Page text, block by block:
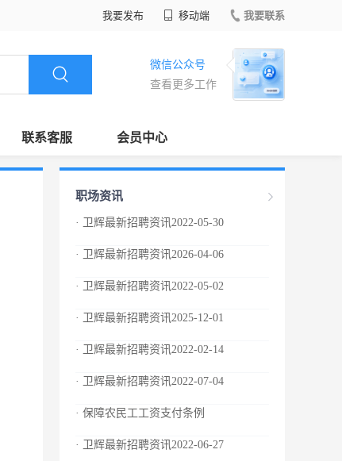
我要发布 移动端 我要联系
微信公众号
查看更多工作
联系客服 会员中心
职场资讯
· 卫辉最新招聘资讯2022-05-30
· 卫辉最新招聘资讯2026-04-06
· 卫辉最新招聘资讯2022-05-02
· 卫辉最新招聘资讯2025-12-01
· 卫辉最新招聘资讯2022-02-14
· 卫辉最新招聘资讯2022-07-04
· 保障农民工工资支付条例
· 卫辉最新招聘资讯2022-06-27